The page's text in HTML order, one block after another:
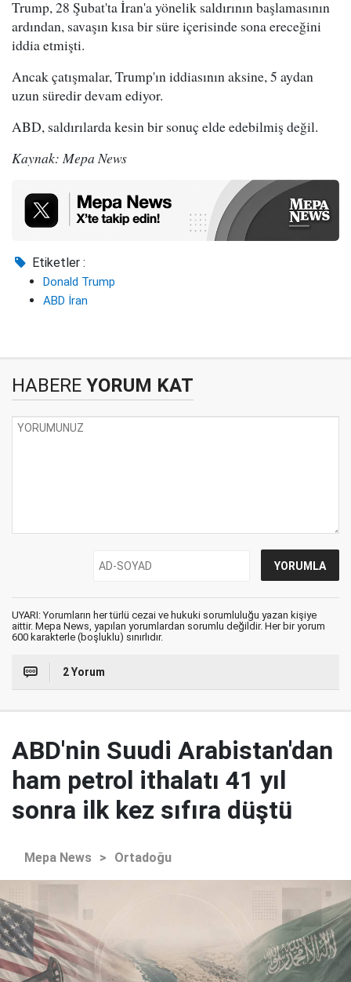
Trump, 28 Şubat'ta İran'a yönelik saldırının başlamasının
ardından, savaşın kısa bir süre içerisinde sona ereceğini
iddia etmişti.
Ancak çatışmalar, Trump'ın iddiasının aksine, 5 aydan
uzun süredir devam ediyor.
ABD, saldırılarda kesin bir sonuç elde edebilmiş değil.
Kaynak: Mepa News
Etiketler :
Donald Trump
ABD İran
HABERE YORUM KAT
UYARI: Yorumların her türlü cezai ve hukuki sorumluluğu yazan kişiye
aittir. Mepa News, yapılan yorumlardan sorumlu değildir. Her bir yorum
600 karakterle (boşluklu) sınırlıdır.
2 Yorum
ABD'nin Suudi Arabistan'dan
ham petrol ithalatı 41 yıl
sonra ilk kez sıfıra düştü
Mepa News > Ortadoğu